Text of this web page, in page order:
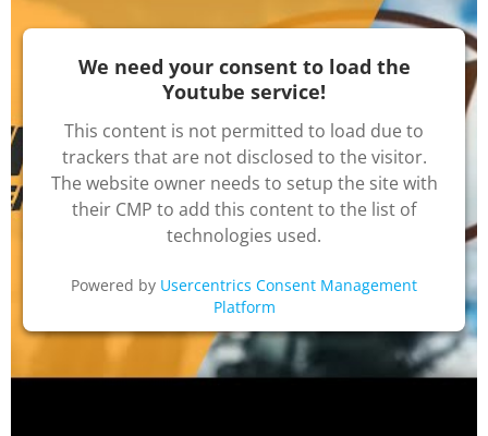
We need your consent to load the
Youtube service!
This content is not permitted to load due to
trackers that are not disclosed to the visitor.
The website owner needs to setup the site with
their CMP to add this content to the list of
technologies used.
Powered by Usercentrics Consent Management
Platform